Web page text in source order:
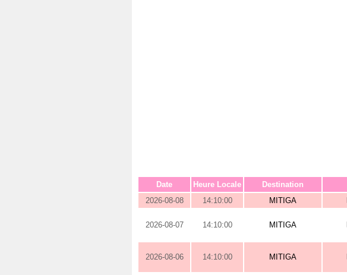
Date Heure Locale Destination
2026-08-08
14:10:00 MITIGA
2026-08-07 14:10:00 MITIGA
2026-08-06 14:10:00 MITIGA